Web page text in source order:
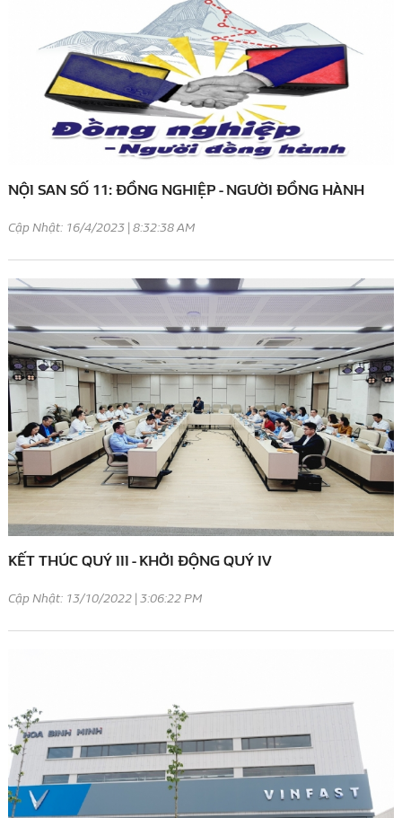
NỘI SAN SỐ 11: ĐỒNG NGHIỆP - NGƯỜI ĐỒNG HÀNH
Cập Nhật: 16/4/2023 | 8:32:38 AM
KẾT THÚC QUÝ III - KHỞI ĐỘNG QUÝ IV
Cập Nhật: 13/10/2022 | 3:06:22 PM